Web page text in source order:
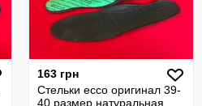
163 грн
Стельки ecco оригинал 39-
40 размер натуральная